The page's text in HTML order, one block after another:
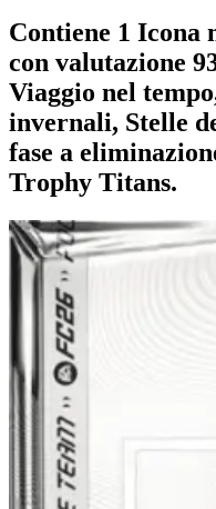
Contiene 1 Icona
con valutazione
Viaggio nel
invernali, Stelle
fase a
Trophy Titans.